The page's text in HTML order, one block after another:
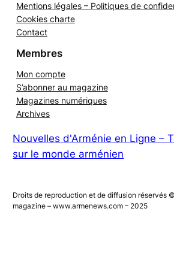
Mentions légales – Politiques de
Cookies charte
Contact
Membres
Mon compte
S’abonner au magazine
Magazines numériques
Archives
Nouvelles d'Arménie en Ligne –
sur le monde arménien
Droits de reproduction et de diffusion réservés
magazine – www.armenews.com – 2025